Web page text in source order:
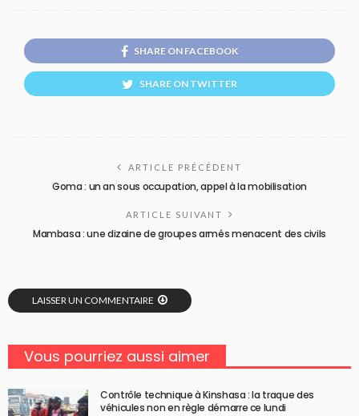
SHARE ON FACEBOOK
SHARE ON TWITTER
ARTICLE PRÉCÉDENT
Goma : un an sous occupation, appel à la mobilisation
ARTICLE SUIVANT
Mambasa : une dizaine de groupes armés menacent des civils
LAISSER UN COMMENTAIRE
Vous pourriez aussi aimer
Contrôle technique à Kinshasa : la traque des
véhicules non en règle démarre ce lundi